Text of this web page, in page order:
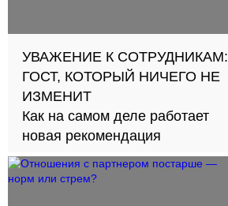
УВАЖЕНИЕ К СОТРУДНИКАМ:
ГОСТ, КОТОРЫЙ НИЧЕГО НЕ
ИЗМЕНИТ
Как на самом деле работает
новая рекомендация